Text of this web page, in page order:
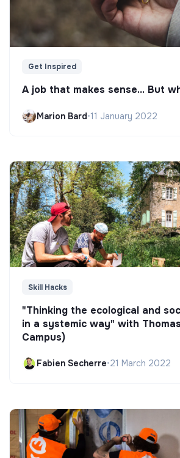
Get Inspired
A job that makes sense... But
Marion Bard•11 January 2022
Skill Hacks
"Thinking the ecological and
in a systemic way" with
Campus)
Fabien Secherre•21 March 2022